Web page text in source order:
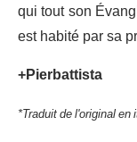
qui tout son
est habité par sa
+Pierbattista
*Traduit de l'original en